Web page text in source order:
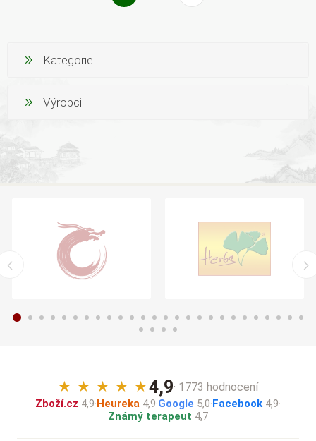
Kategorie
Výrobci
★ ★ ★ ★ ★4,9· 1773 hodnocení
Zboží.cz 4,9·Heureka 4,9·Google 5,0·Facebook 4,9·
Známý terapeut 4,7